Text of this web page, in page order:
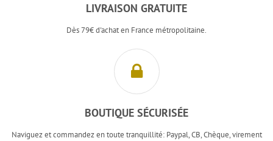
LIVRAISON GRATUITE
Dès 79€ d'achat en France métropolitaine.
BOUTIQUE SÉCURISÉE
Naviguez et commandez en toute tranquillité: Paypal, CB, Chèque, virement